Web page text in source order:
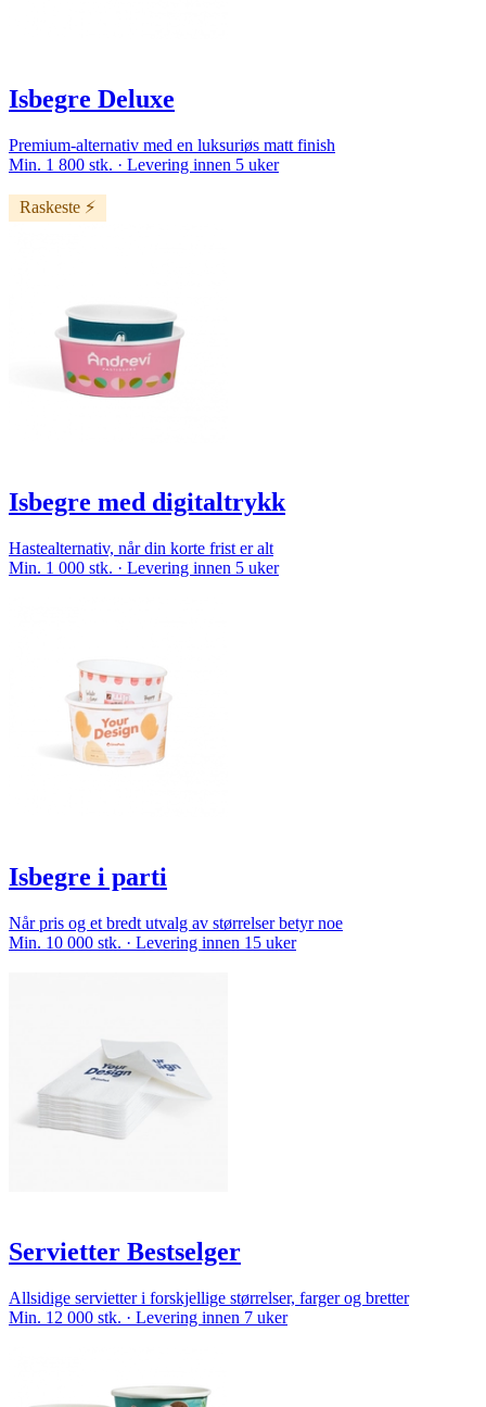
Isbegre Deluxe
Premium-alternativ med en luksuriøs matt finish
Min. 1 800 stk. · Levering innen 5 uker
Raskeste ⚡️
Isbegre med digitaltrykk
Hastealternativ, når din korte frist er alt
Min. 1 000 stk. · Levering innen 5 uker
Isbegre i parti
Når pris og et bredt utvalg av størrelser betyr noe
Min. 10 000 stk. · Levering innen 15 uker
Servietter Bestselger
Allsidige servietter i forskjellige størrelser, farger og bretter
Min. 12 000 stk. · Levering innen 7 uker